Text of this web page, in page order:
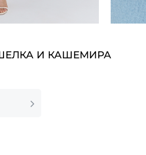
И КАШЕМИРА